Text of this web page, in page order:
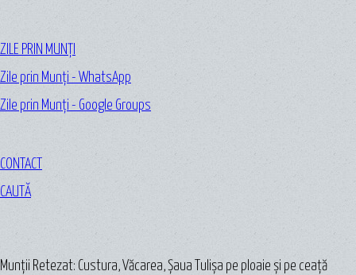
ZILE PRIN MUNȚI
Zile prin Munți - WhatsApp
Zile prin Munți - Google Groups
CONTACT
CAUTĂ
Munții Retezat: Custura, Văcarea, Șaua Tulișa pe ploaie și pe ceață